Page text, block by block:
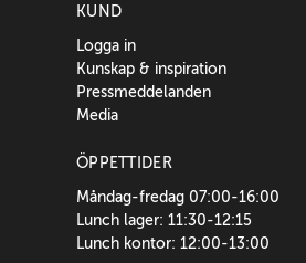
KUND
Logga in
Kunskap & inspiration
Pressmeddelanden
Media
ÖPPETTIDER
Måndag-fredag 07:00-16:00
Lunch lager: 11:30-12:15
Lunch kontor: 12:00-13:00